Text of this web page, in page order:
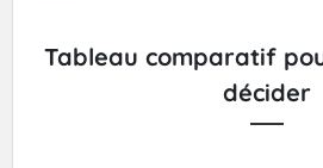
Tableau comparatif
décider